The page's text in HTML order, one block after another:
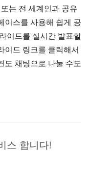
는 전 세계인과 공유
이스를 사용해 쉽게 공
이드를 실시간 발표할
이드 링크를 클릭해서
도 채팅으로 나눌 수도
스 합니다!